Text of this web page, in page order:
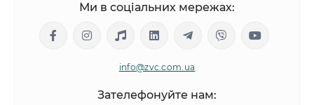
Ми в соціальних мережах:
info@zvc.com.ua
Зателефонуйте нам: